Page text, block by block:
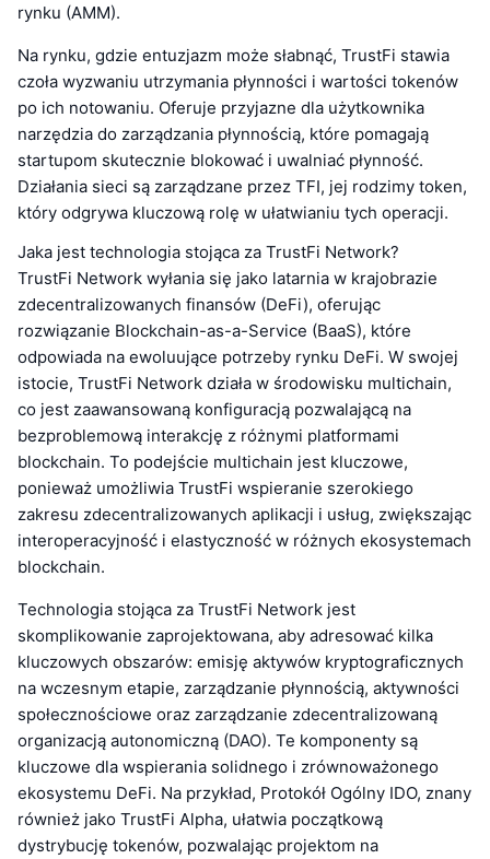
rynku (AMM).
Na rynku, gdzie entuzjazm może słabnąć, TrustFi stawia
czoła wyzwaniu utrzymania płynności i wartości tokenów
po ich notowaniu. Oferuje przyjazne dla użytkownika
narzędzia do zarządzania płynnością, które pomagają
startupom skutecznie blokować i uwalniać płynność.
Działania sieci są zarządzane przez TFI, jej rodzimy token,
który odgrywa kluczową rolę w ułatwianiu tych operacji.
Jaka jest technologia stojąca za TrustFi Network?
TrustFi Network wyłania się jako latarnia w krajobrazie
zdecentralizowanych finansów (DeFi), oferując
rozwiązanie Blockchain-as-a-Service (BaaS), które
odpowiada na ewoluujące potrzeby rynku DeFi. W swojej
istocie, TrustFi Network działa w środowisku multichain,
co jest zaawansowaną konfiguracją pozwalającą na
bezproblemową interakcję z różnymi platformami
blockchain. To podejście multichain jest kluczowe,
ponieważ umożliwia TrustFi wspieranie szerokiego
zakresu zdecentralizowanych aplikacji i usług, zwiększając
interoperacyjność i elastyczność w różnych ekosystemach
blockchain.
Technologia stojąca za TrustFi Network jest
skomplikowanie zaprojektowana, aby adresować kilka
kluczowych obszarów: emisję aktywów kryptograficznych
na wczesnym etapie, zarządzanie płynnością, aktywności
społecznościowe oraz zarządzanie zdecentralizowaną
organizacją autonomiczną (DAO). Te komponenty są
kluczowe dla wspierania solidnego i zrównoważonego
ekosystemu DeFi. Na przykład, Protokół Ogólny IDO, znany
również jako TrustFi Alpha, ułatwia początkową
dystrybucję tokenów, pozwalając projektom na